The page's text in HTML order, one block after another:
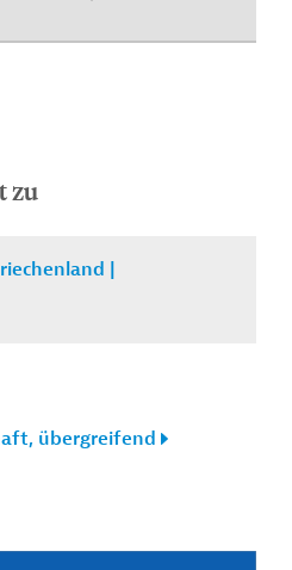
zu
|
übergreifend